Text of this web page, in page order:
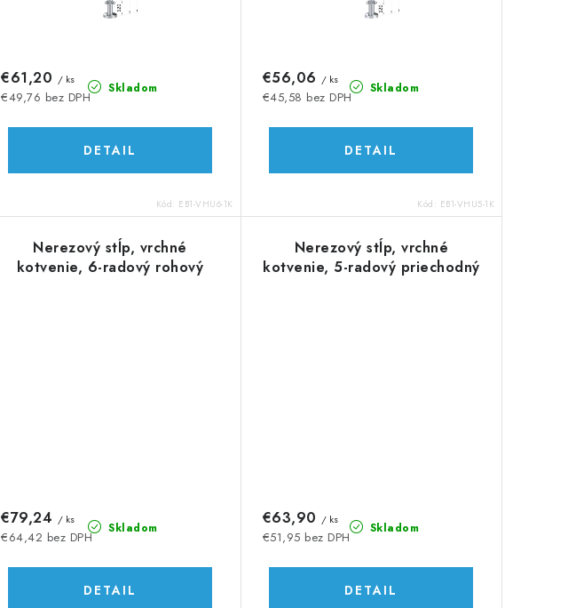
Skladom
€49,76 bez DPH
€61,20 / ks
DETAIL
Kód: EB1-VHU6-1K
Skladom
€45,58 bez DPH
€56,06 / ks
DETAIL
Kód: EB1-VHU5-1K
Nerezový stĺp, vrchné
kotvenie, 6-radový rohový
Skladom
€64,42 bez DPH
€79,24 / ks
DETAIL
Nerezový stĺp, vrchné
kotvenie, 5-radový priechodný
Skladom
€51,95 bez DPH
€63,90 / ks
DETAIL